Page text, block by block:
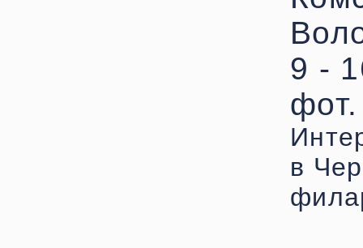
9 -
в